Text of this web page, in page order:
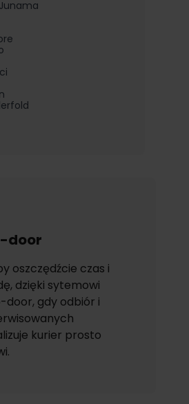
door
oszczędźcie czas i
dzięki sytemowi
door, gdy odbiór i
kurier prosto